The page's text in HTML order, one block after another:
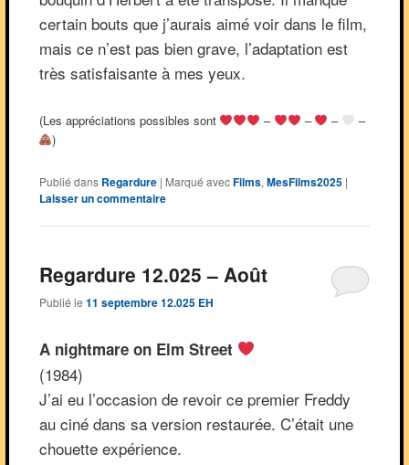
certain bouts que j’aurais aimé voir dans le film,
mais ce n’est pas bien grave, l’adaptation est
très satisfaisante à mes yeux.
(Les appréciations possibles sont – – –
–
)
Publié dans Regardure | Marqué avec Films, MesFilms2025 |
Laisser un commentaire
Regardure 12.025 – Août
Publié le 11 septembre 12.025 EH
A nightmare on Elm Street
(1984)
J’ai eu l’occasion de revoir ce premier Freddy
au ciné dans sa version restaurée. C’était une
chouette expérience.